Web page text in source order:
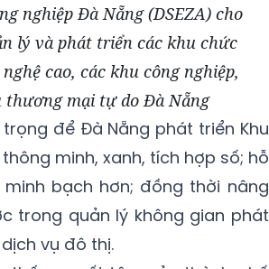
nghiệp Đà Nẵng (DSEZA) cho
lý và phát triển các khu chức
cao, các khu công nghiệp,
mại tự do Đà Nẵng
để Đà Nẵng phát triển Khu
minh, xanh, tích hợp số; hỗ
bạch hơn; đồng thời nâng
trong quản lý không gian phát
vụ đô thị.